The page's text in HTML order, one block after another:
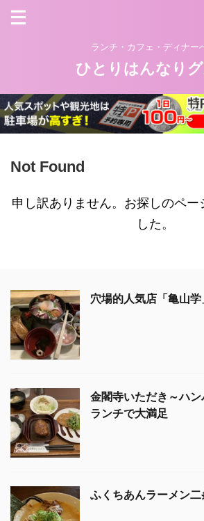
ランチ・カフェ・ディナー
ひとりはんなり
Not Found
申し訳ありません。お探しのペ
した。
穴場的人気店「亀山
金閣寺いただき～ハ
ランチで大満足
ふくちあんラーメン